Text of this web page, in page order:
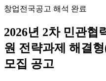
창업전국공고 해석 완료
2026년 2차 민관협
원 전략과제 해결
모집 공고